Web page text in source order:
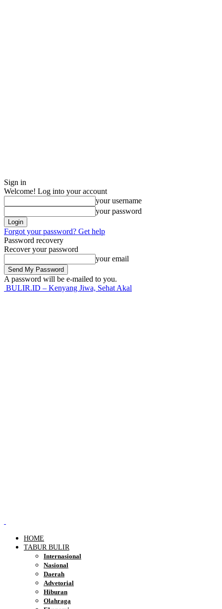
Sign in
Welcome! Log into your account
your username
your password
Forgot your password? Get help
Password recovery
Recover your password
your email
A password will be e-mailed to you.
BULIR.ID – Kenyang Jiwa, Sehat Akal
HOME
TABUR BULIR
Internasional
Nasional
Daerah
Advetorial
Hiburan
Olahraga